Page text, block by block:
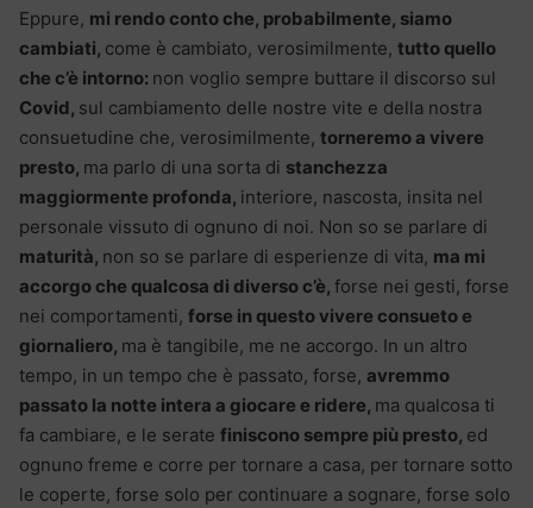
Eppure, mi rendo conto che, probabilmente, siamo
cambiati, come è cambiato, verosimilmente, tutto quello
che c’è intorno: non voglio sempre buttare il discorso sul
Covid, sul cambiamento delle nostre vite e della nostra
consuetudine che, verosimilmente, torneremo a vivere
presto, ma parlo di una sorta di stanchezza
maggiormente profonda, interiore, nascosta, insita nel
personale vissuto di ognuno di noi. Non so se parlare di
maturità, non so se parlare di esperienze di vita, ma mi
accorgo che qualcosa di diverso c’è, forse nei gesti, forse
nei comportamenti, forse in questo vivere consueto e
giornaliero, ma è tangibile, me ne accorgo. In un altro
tempo, in un tempo che è passato, forse, avremmo
passato la notte intera a giocare e ridere, ma qualcosa ti
fa cambiare, e le serate finiscono sempre più presto, ed
ognuno freme e corre per tornare a casa, per tornare sotto
le coperte, forse solo per continuare a sognare, forse solo